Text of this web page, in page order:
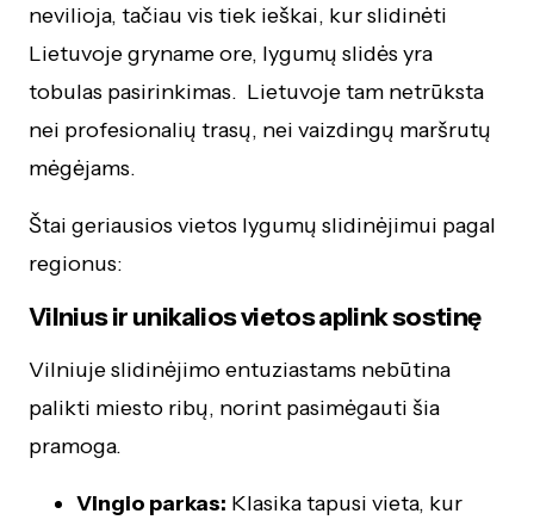
nevilioja, tačiau vis tiek ieškai, kur slidinėti
Lietuvoje gryname ore, lygumų slidės yra
tobulas pasirinkimas. Lietuvoje tam netrūksta
nei profesionalių trasų, nei vaizdingų maršrutų
mėgėjams.
Štai geriausios vietos lygumų slidinėjimui pagal
regionus:
Vilnius ir unikalios vietos aplink sostinę
Vilniuje slidinėjimo entuziastams nebūtina
palikti miesto ribų, norint pasimėgauti šia
pramoga.
Vingio parkas: Klasika tapusi vieta, kur